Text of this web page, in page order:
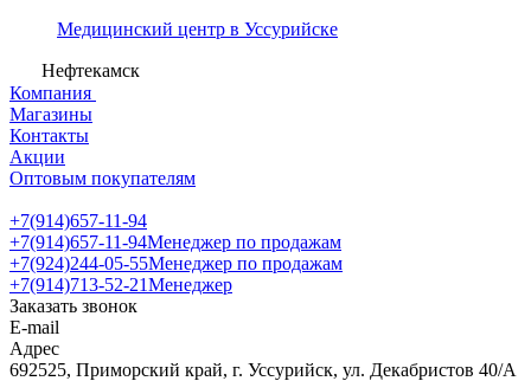
Медицинский центр в Уссурийске
Нефтекамск
Компания
Магазины
Контакты
Акции
Оптовым покупателям
+7(914)657-11-94
+7(914)657-11-94Менеджер по продажам
+7(924)244-05-55Менеджер по продажам
+7(914)713-52-21Менеджер
Заказать звонок
E-mail
Адрес
692525, Приморский край, г. Уссурийск, ул. Декабристов 40/А